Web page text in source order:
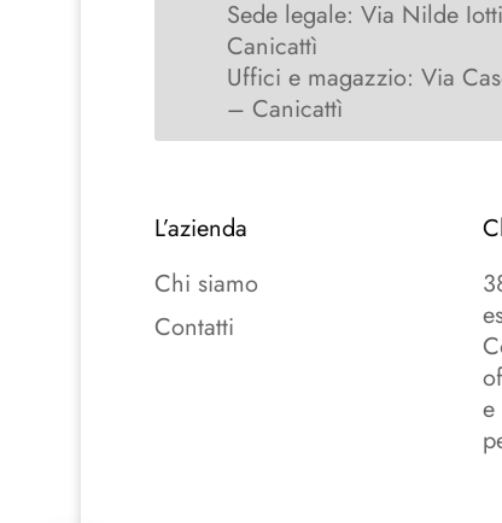
Sede legale: Via Nilde
Canicattì
Uffici e magazzio: Via
– Canicattì
L’azienda
Chi siamo
Contatti
e